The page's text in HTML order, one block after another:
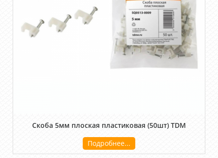
Скоба 5мм плоская пластиковая (50шт) TDM
Подробнее...